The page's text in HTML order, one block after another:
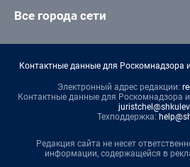
Все города сети
Контактные данные для Роскомнадзора
Электронный адрес редакции:
Контактные данные для Роскомнадзора
Техподдержка:
Редакция сайта не несет
информации, содержащейся в